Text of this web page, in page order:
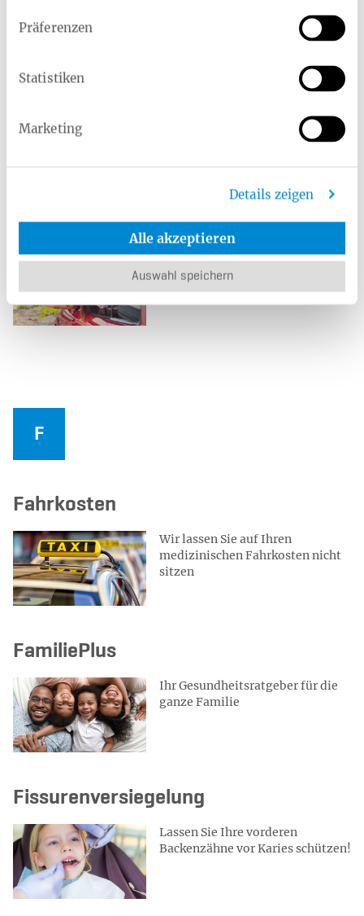
Präferenzen
Statistiken
Marketing
Details zeigen
Alle akzeptieren
Auswahl speichern
Krankenversicherungskarte (EHIC)
Rundum geschützt im Urlaub
Fahrkosten
Wir lassen Sie auf Ihren
medizinischen Fahrkosten nicht
sitzen
FamiliePlus
Ihr Gesundheitsratgeber für die
ganze Familie
Fissurenversiegelung
Lassen Sie Ihre vorderen
Backenzähne vor Karies schützen!